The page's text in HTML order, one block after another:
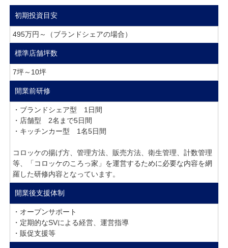
初期投資目安
495万円～（ブランドシェアの場合）
標準店舗坪数
7坪～10坪
開業前研修
・ブランドシェア型 1日間
・店舗型 2名まで5日間
・キッチンカー型 1名5日間
コロッケの揚げ方、管理方法、販売方法、衛生管理、計数管理
等、「コロッケのころっ家」を運営するために必要な内容を網
羅した研修内容となっています。
開業後支援体制
・オープンサポート
・定期的なSVによる経営、運営指導
・販促支援等